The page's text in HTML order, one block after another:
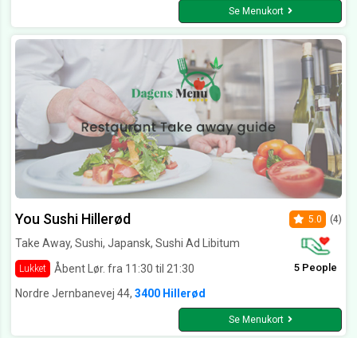
Se Menukort
You Sushi Hillerød
Take Away, Sushi, Japansk, Sushi Ad Libitum
Lukket Åbent Lør. fra 11:30 til 21:30
5.0 (4)
5 People
Nordre Jernbanevej 44, 3400 Hillerød
Se Menukort